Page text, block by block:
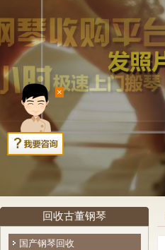
回收古董钢琴
国产钢琴回收
×